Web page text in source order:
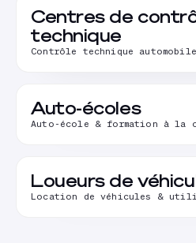
Centres de
technique
Contrôle technique automobile
Auto-écoles
Auto-école & formation à la
Loueurs de
Location de véhicules &